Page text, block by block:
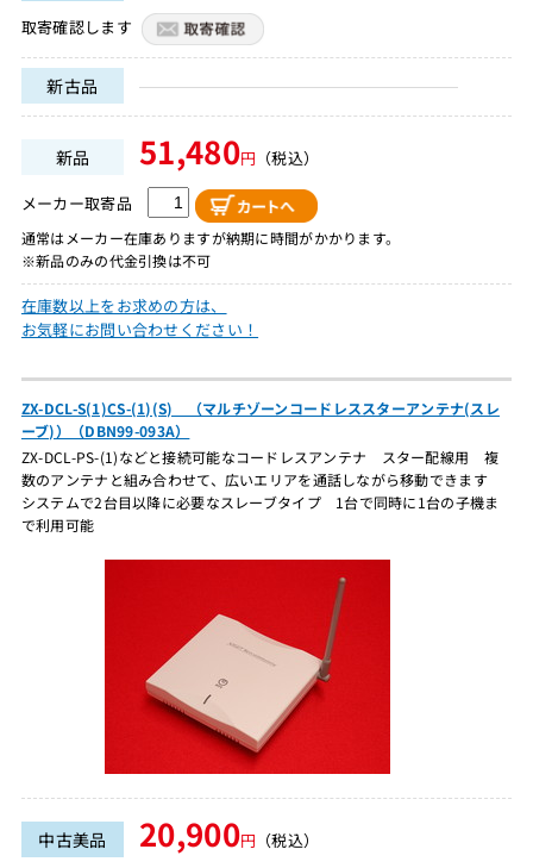
取寄確認します
新古品
新品 51,480円 （税込）
メーカー取寄品
通常はメーカー在庫ありますが納期に時間がかかります。
※新品のみの代金引換は不可
在庫数以上をお求めの方は、
お気軽にお問い合わせください！
ZX-DCL-S(1)CS-(1)(S) （マルチゾーンコードレススターアンテナ(スレ
ーブ)）（DBN99-093A）
ZX-DCL-PS-(1)などと接続可能なコードレスアンテナ スター配線用 複
数のアンテナと組み合わせて、広いエリアを通話しながら移動できます
システムで2台目以降に必要なスレーブタイプ 1台で同時に1台の子機ま
で利用可能
中古美品 20,900円 （税込）